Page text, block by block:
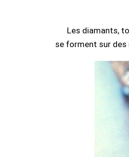
Les diamants,
se forment sur des